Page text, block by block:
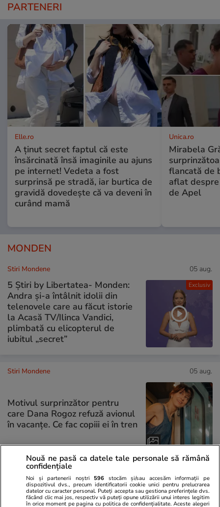
PARTENERI
Elle.ro
A ținut secret faptul că este
însărcinată însă imaginile au ajuns
pe internet! Vedeta a fost
surprinsă pe stradă, iar burtica de
gravidă dovedește că va deveni în
curând mamă
Unica.ro
Mirabela
flancată de
aflat
de Apel
MONDEN
Exclusiv
Stiri Mondene 05 aug.
5 Știri by Libertatea- Monden:
Andra și-a întâlnit idolii din
telenovele care au făcut istorie
la Acasă TV/Ilinca Vandici,
plimbată cu elicopterul de
iubitul „secret”
Stiri Mondene 05 aug.
Motivul surprinzător pentru
care Dana Rogoz refuză avionul
în vacanțe. Ce fac copiii ei în tren
PARTENERI
Nouă ne pasă ca datele tale personale să rămână
confidențiale
Noi și partenerii noștri 596 stocăm și/sau accesăm informații pe
dispozitivul dvs., precum identificatorii cookie unici pentru prelucrarea
datelor cu caracter personal. Puteți accepta sau gestiona preferințele dvs.
făcând clic mai jos, respectiv vă puteți opune utilizării unui interes legitim
în orice moment pe pagina cu politica de confidențialitate. Aceste alegeri